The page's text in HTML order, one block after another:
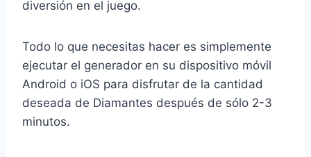
diversión en el juego.
Todo lo que necesitas hacer es simplemente
ejecutar el generador en su dispositivo móvil
Android o iOS para disfrutar de la cantidad
deseada de Diamantes después de sólo 2-3
minutos.